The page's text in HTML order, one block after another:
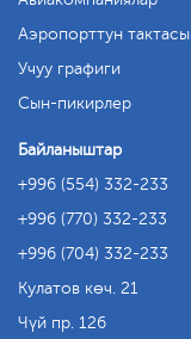
Аэропорттун тактасы
Учуу графиги
Сын-пикирлер
Байланыштар
+996 (554) 332-233
+996 (770) 332-233
+996 (704) 332-233
Кулатов көч. 21
Чүй пр. 126